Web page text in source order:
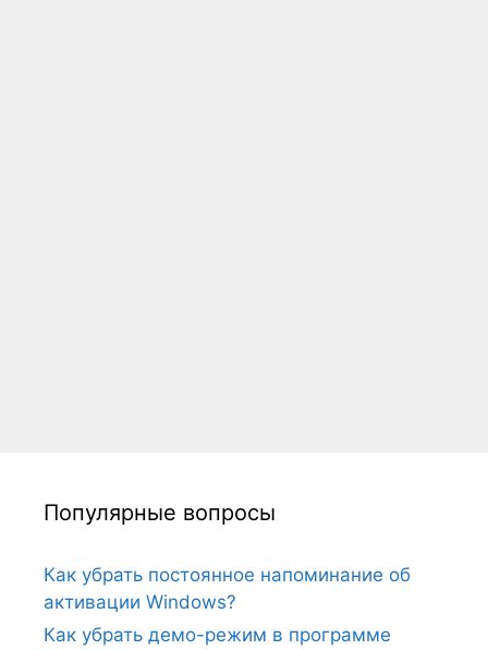
Популярные вопросы
Как убрать постоянное напоминание об
активации Windows?
Как убрать демо-режим в программе